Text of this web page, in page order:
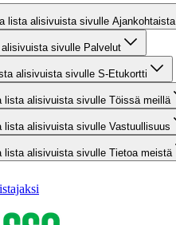
lista alisivuista sivulle Ajankohtaista
sivulle Palvelut
alisivuista sivulle S-Etukortti
lista alisivuista sivulle Töissä meillä
lista alisivuista sivulle Vastuullisuus
lista alisivuista sivulle Tietoa meistä